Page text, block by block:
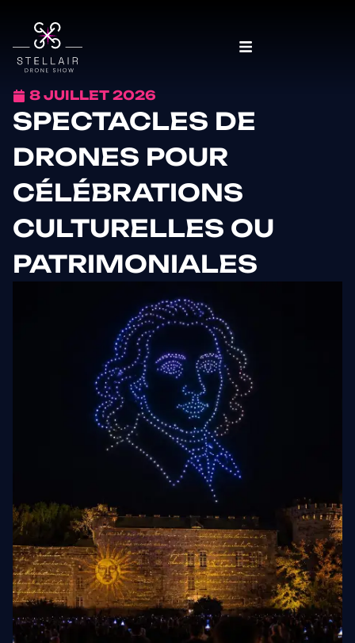
8 JUILLET 2026
SPECTACLES DE
DRONES POUR
CÉLÉBRATIONS
CULTURELLES OU
PATRIMONIALES